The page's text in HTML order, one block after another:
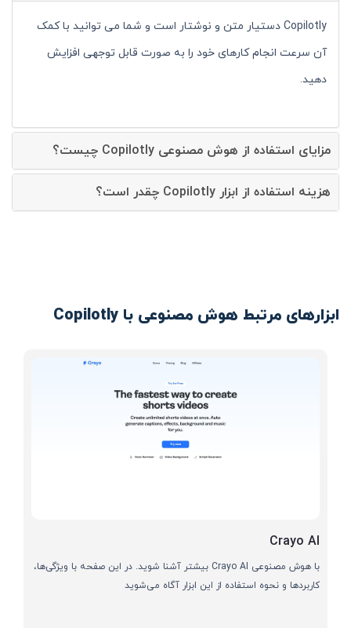
Copilotly دستیار متن و نوشتار است و شما می توانید با کمک
آن سرعت انجام کارهای خود را به صورت قابل توجهی افزایش
دهید.
مزایای استفاده از هوش مصنوعی Copilotly چیست؟
هزینه استفاده از ابزار Copilotly چقدر است؟
ابزارهای مرتبط هوش مصنوعی با Copilotly
Crayo AI
با هوش مصنوعی Crayo AI بیشتر آشنا شوید. در این صفحه با ویژگی‌ها،
کاربردها و نحوه استفاده از این ابزار آگاه می‌شوید